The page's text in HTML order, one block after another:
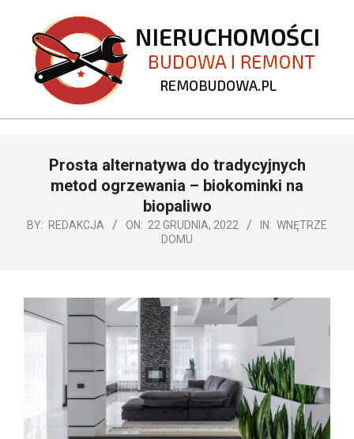
content
REMOBUDOWA.PL
NavigationProsta alternatywa do tradycyjnych
metod ogrzewania – biokominki na
biopaliwo
BY: REDAKCJA ON: 22 GRUDNIA, 2022 IN: WNĘTRZE
DOMU